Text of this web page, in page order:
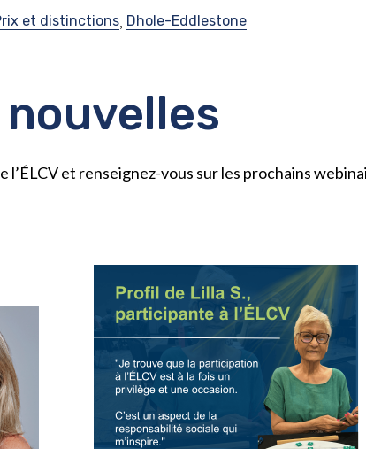
et distinctions, Dhole-Eddlestone
l’ÉLCV et renseignez-vous sur les prochains